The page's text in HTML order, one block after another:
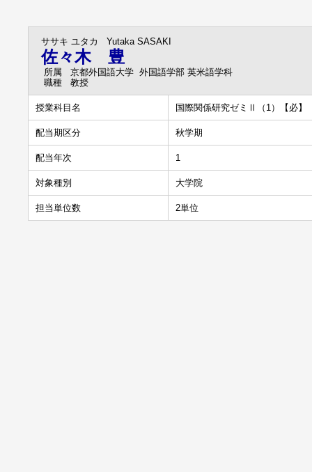
ササキ ユタカ Yutaka SASAKI
佐々木 豊
所属
京都外国語大学 外国語学部 英米語学科
職種
教授
授業科目名 国際関係研究ゼミⅡ（1）【必】
配当期区分 秋学期
配当年次 1
対象種別 大学院
担当単位数 2単位